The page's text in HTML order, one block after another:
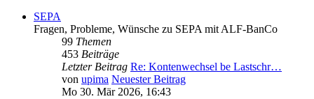
SEPA
Fragen, Probleme, Wünsche zu SEPA mit ALF-BanCo
99 Themen
453 Beiträge
Letzter Beitrag Re: Kontenwechsel be Lastschr…
von upima Neuester Beitrag
Mo 30. Mär 2026, 16:43